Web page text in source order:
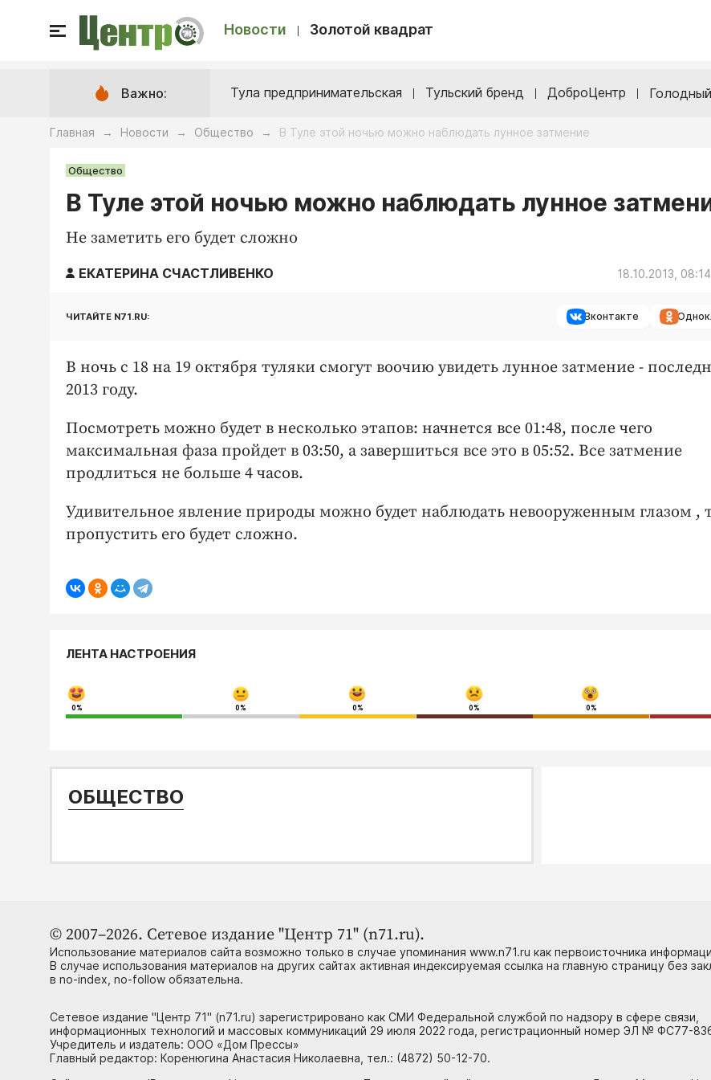
Новости Золотой квадрат
Важно: Тула предпринимательская Тульский бренд ДоброЦентр
Главная → Новости → Общество → В Туле этой ночью можно наблюдать лунное затмение
Общество
В Туле этой ночью можно наблюдать лунное
Не заметить его будет сложно
ЕКАТЕРИНА СЧАСТЛИВЕНКО 18.10.2013, 08:14
ЧИТАЙТЕ N71.RU: Вконтакте
В ночь с 18 на 19 октября туляки смогут воочию увидеть лунное затмение -
2013 году.
Посмотреть можно будет в несколько этапов: начнется все 01:48, после чего
максимальная фаза пройдет в 03:50, а завершиться все это в 05:52. Все затмение
продлиться не больше 4 часов.
Удивительное явление природы можно будет наблюдать невооруженным глазом ,
пропустить его будет сложно.
ЛЕНТА НАСТРОЕНИЯ
0% 0% 0% 0% 0%
ОБЩЕСТВО
© 2007–2026. Сетевое издание "Центр 71" (n71.ru).
Использование материалов сайта возможно только в случае упоминания www.n71.ru как первоисточника
В случае использования материалов на других сайтах активная индексируемая ссылка на главную страницу без
в no-index, no-follow обязательна.
Сетевое издание "Центр 71" (n71.ru) зарегистрировано как СМИ Федеральной службой по надзору в сфере связи,
информационных технологий и массовых коммуникаций 29 июля 2022 года, регистрационный номер ЭЛ № ФС77-
Учредитель и издатель: ООО «Дом Прессы»
Главный редактор: Коренюгина Анастасия Николаевна, тел.: (4872) 50-12-70.